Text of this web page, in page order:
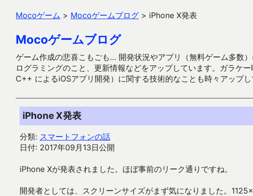
Mocoゲーム > Mocoゲームブログ > iPhone X発表
Mocoゲームブログ
ゲーム作成の悲喜こもごも… 開発状況やアプリ（無料ゲーム多数
ログラミングのこと、更新情報などをアップしています。ガラ
C++ によるiOSアプリ開発）に関する技術的なことも時々アップし
iPhone X発表
分類: スマートフォンの話
日付: 2017年09月13日公開
iPhone Xが発表されました。ほぼ事前のリーク通りですね。
開発者としては、スクリーンサイズがまず気になりました。